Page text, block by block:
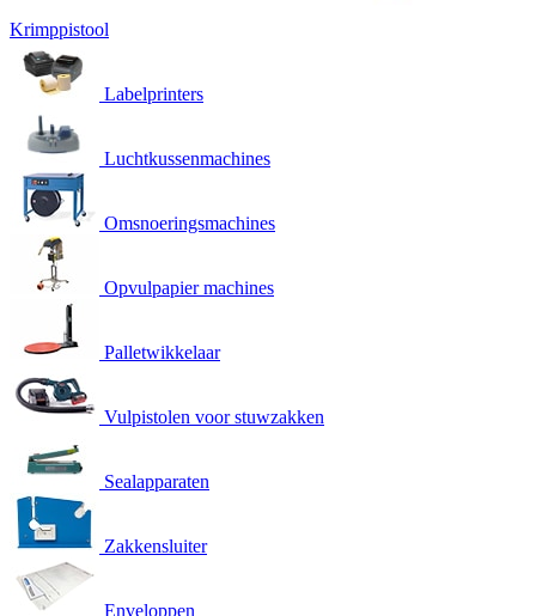
Krimppistool
Labelprinters
Luchtkussenmachines
Omsnoeringsmachines
Opvulpapier machines
Palletwikkelaar
Vulpistolen voor stuwzakken
Sealapparaten
Zakkensluiter
Enveloppen